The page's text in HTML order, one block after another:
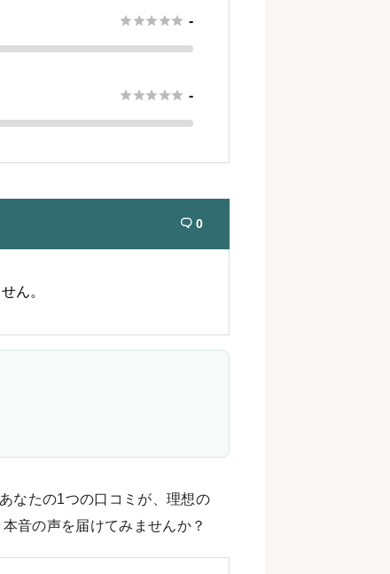
 -
 -
 0
ん。
なたの1つの口コミが、理想の
音の声を届けてみませんか？